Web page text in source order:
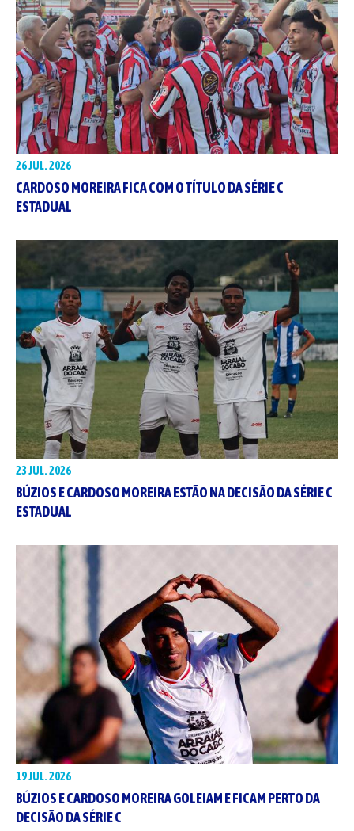
26 JUL. 2026
CARDOSO MOREIRA FICA COM O TÍTULO DA SÉRIE C
ESTADUAL
23 JUL. 2026
BÚZIOS E CARDOSO MOREIRA ESTÃO NA DECISÃO DA SÉRIE C
ESTADUAL
19 JUL. 2026
BÚZIOS E CARDOSO MOREIRA GOLEIAM E FICAM PERTO DA
DECISÃO DA SÉRIE C